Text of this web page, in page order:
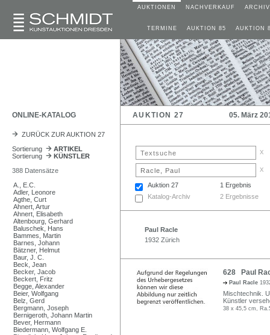
AUKTIONEN NACHVERKAUF ARCHIV
TERMINE AUKTION 85 AUKTION
ONLINE-KATALOG AUKTION 27 05. März
ZURÜCK ZUR AUKTION 27
Sortierung
ARTIKEL
Sortierung
KÜNSTLER
388 Datensätze
A., E.C.
Adler, Leonore
Agthe, Curt
Ahnert, Artur
Ahnert, Elisabeth
Altenbourg, Gerhard
Baluschek, Hans
Bammes, Martin
Barnes, Johann
Bätzner, Helmut
Baur, J. C.
Beck, Jean
Becker, Jacob
Beckert, Fritz
Begge, Alexander
Beier, Wolfgang
Belz, Gerd
Bergmann, Joseph
Bernigeroth, Johann Martin
Bever, Hermann
Biedermann, Wolfgang E.
x
x
Auktion 27
1 Ergebnis
Katalog-Archiv
2 Ergebnisse
Paul Racle
1932 Zürich
628 Paul
Paul Racle
Mischtechnik.
Künstler
38 x 45,5 cm,